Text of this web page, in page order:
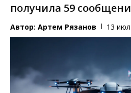
получила 59
Автор: Артем Рязанов 13